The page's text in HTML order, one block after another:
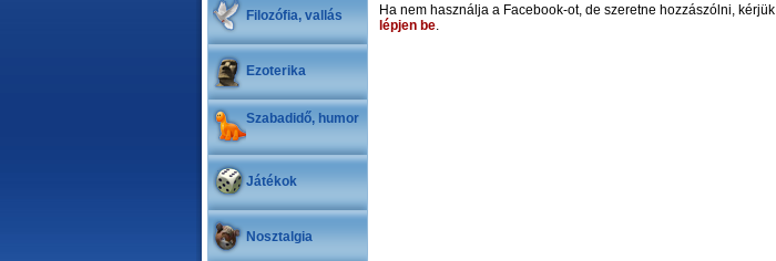
Filozófia, vallás
Ezoterika
Szabadidő, humor
Játékok
Nosztalgia
Ha nem használja a Facebook-ot, de szeretne hozzászólni, kérjük
lépjen be.